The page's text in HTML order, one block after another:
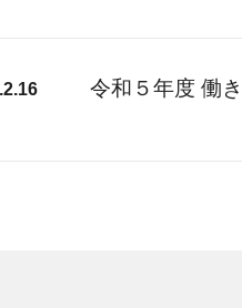
令和５年度 働